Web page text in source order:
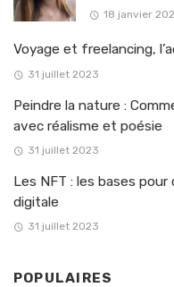
18 janvier
Voyage et freelancing,
31 juillet 2023
Peindre la nature :
avec réalisme et poésie
31 juillet 2023
Les NFT : les bases
digitale
31 juillet 2023
POPULAIRES